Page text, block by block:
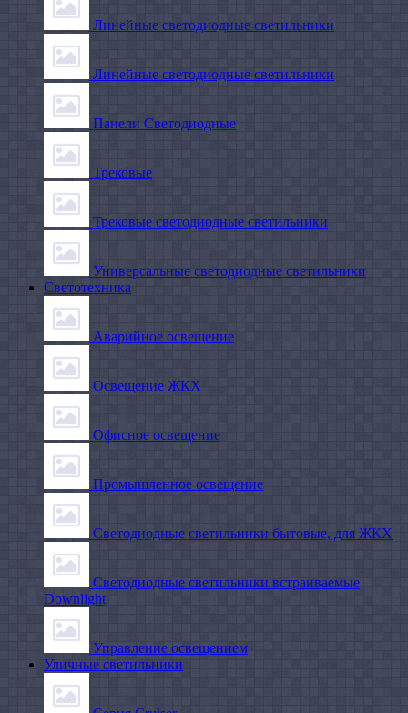
Линейные светодиодные светильники
Линейные светодиодные светильники
Панели Светодиодные
Трековые
Трековые светодиодные светильники
Универсальные светодиодные светильники
Светотехника
Аварийное освещение
Освещение ЖКХ
Офисное освещение
Промышленное освещение
Светодиодные светильники бытовые, для ЖКХ
Светодиодные светильники встраиваемые
Downlight
Управление освещением
Уличные светильники